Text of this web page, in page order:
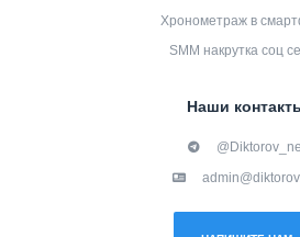
Хронометраж в
SMM накрутка соц
Наши